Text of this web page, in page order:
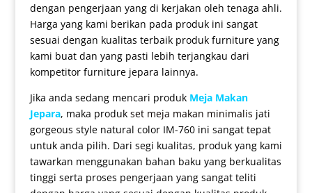
dengan pengerjaan yang di kerjakan oleh tenaga ahli.
Harga yang kami berikan pada produk ini sangat
sesuai dengan kualitas terbaik produk furniture yang
kami buat dan yang pasti lebih terjangkau dari
kompetitor furniture jepara lainnya.
Jika anda sedang mencari produk Meja Makan
Jepara, maka produk set meja makan minimalis jati
gorgeous style natural color IM-760 ini sangat tepat
untuk anda pilih. Dari segi kualitas, produk yang kami
tawarkan menggunakan bahan baku yang berkualitas
tinggi serta proses pengerjaan yang sangat teliti